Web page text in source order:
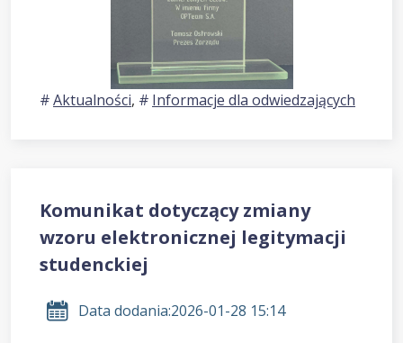
Aktualności, Informacje dla odwiedzających
Komunikat dotyczący zmiany
wzoru elektronicznej legitymacji
studenckiej
Data dodania:2026-01-28 15:14